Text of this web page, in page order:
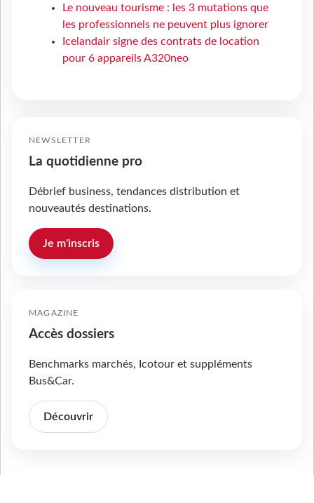
Le nouveau tourisme : les 3 mutations que
les professionnels ne peuvent plus ignorer
Icelandair signe des contrats de location
pour 6 appareils A320neo
NEWSLETTER
La quotidienne pro
Débrief business, tendances distribution et
nouveautés destinations.
Je m'inscris
MAGAZINE
Accès dossiers
Benchmarks marchés, Icotour et suppléments
Bus&Car.
Découvrir